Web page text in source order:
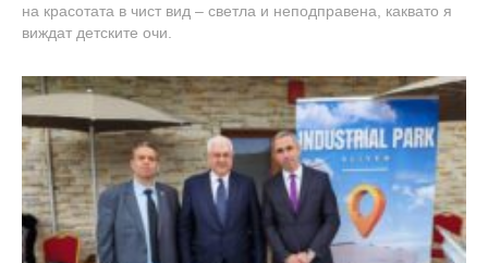
на красотата в чист вид – светла и неподправена, каквато я
виждат детските очи.